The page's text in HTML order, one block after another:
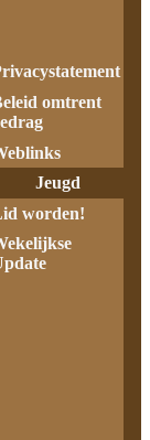
omtrent
Jeugd
worden!